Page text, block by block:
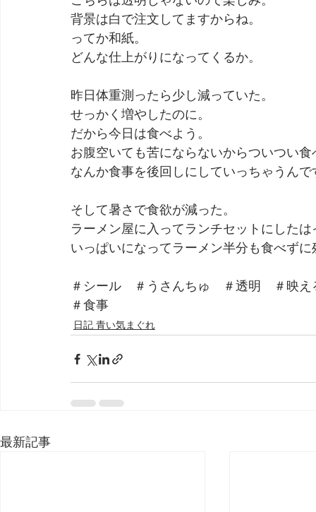
背景は白で注文してますからね。
ってか和紙。
どんな仕上がりになってくるか。
昨日体重測ったら少し減っていた。
せっかく増やしたのに。
だから今日は食べよう。
お腹空いても苦にならないからついつい
なんか食事を後回しにしていっちゃうんで
そして暑さで食欲が減った。
ラーメン屋に入ってランチセットにした
いっぱいになってラーメン半分も食べず
＃シール　＃うさんちゅ　＃透明　＃映
＃食事
日記 青い気まぐれ
最新記事